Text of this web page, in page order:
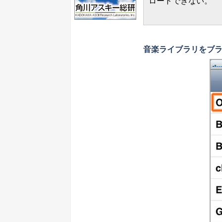
音楽ライブラリをブ